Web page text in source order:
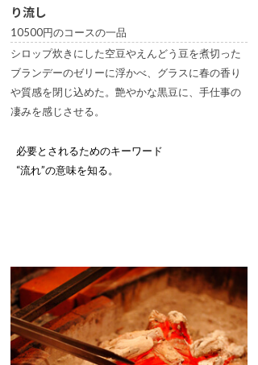
り流し
10500円のコースの一品
シロップ炊きにした空豆やえんどう豆を煮切った
ブランデーのゼリーに浮かべ、グラスに春の香り
や質感を閉じ込めた。艶やかな黒豆に、手仕事の
凄みを感じさせる。
必要とされるためのキーワード
“流れ”の意味を知る。